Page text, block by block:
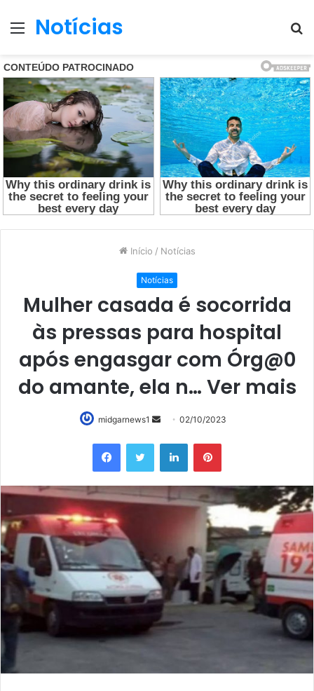
Menu
Notícias
Início / Notícias
Notícias
Mulher casada é socorrida
às pressas para hospital
após engasgar com Órg@0
do amante, ela n… Ver mais
midgarnews1
Mande
mail
02/10/2023
FacebookTwitter LinkedinPinterest